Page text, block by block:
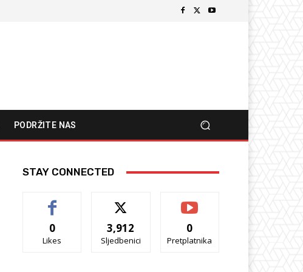
PODRŽITE NAS
STAY CONNECTED
0
Likes
3,912
Sljedbenici
0
Pretplatnika